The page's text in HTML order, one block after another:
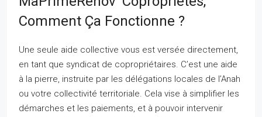
Comment Ça Fonctionne ?
Une seule aide collective vous est versée directement,
en tant que syndicat de copropriétaires. C’est une aide
à la pierre, instruite par les délégations locales de l’Anah
ou votre collectivité territoriale. Cela vise à simplifier les
démarches et les paiements, et à pouvoir intervenir